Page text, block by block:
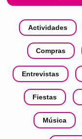
Actividades
Compras
Entrevistas
Fiestas
Música